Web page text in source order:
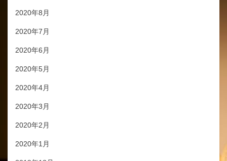
2020年8月
2020年7月
2020年6月
2020年5月
2020年4月
2020年3月
2020年2月
2020年1月